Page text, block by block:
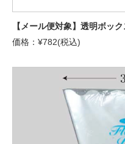
【メール便対象】透明ボッ
価格：¥782(税込)